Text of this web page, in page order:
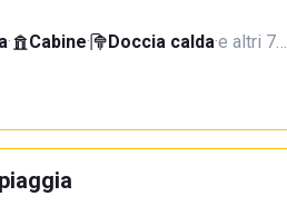
· Cabine· Doccia calda·e altri 7…